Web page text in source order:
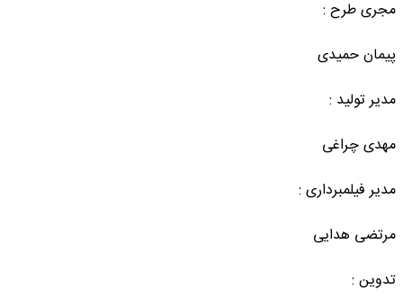
مجری طرح :
پیمان حمیدی
مدیر تولید :
مهدی چراغی
مدیر فیلمبرداری :
مرتضی هدایی
تدوین :